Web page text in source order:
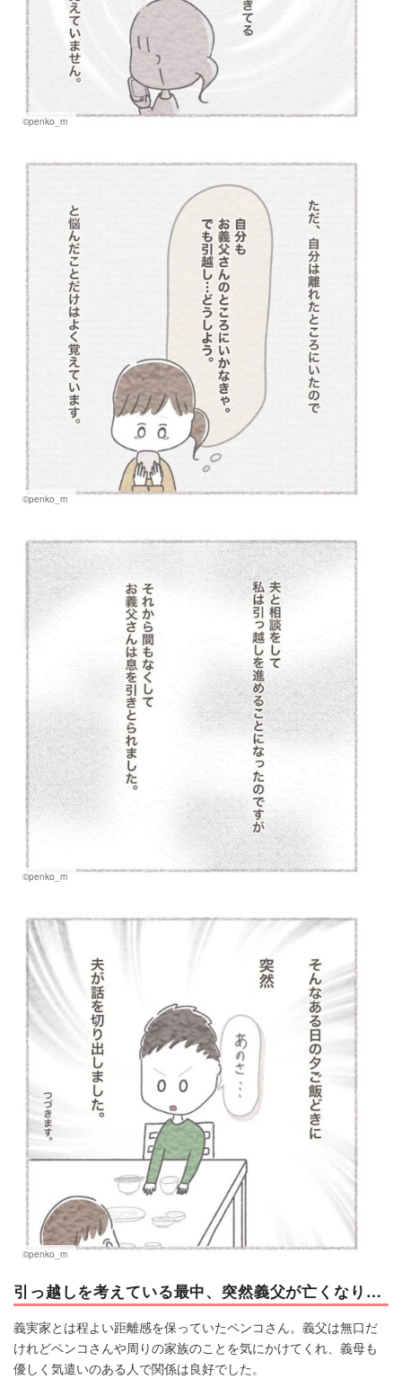
©penko_m
©penko_m
©penko_m
©penko_m
引っ越しを考えている最中、突然義父が亡くなり…
義実家とは程よい距離感を保っていたペンコさん。義父は無口だ
けれどペンコさんや周りの家族のことを気にかけてくれ、義母も
優しく気遣いのある人で関係は良好でした。